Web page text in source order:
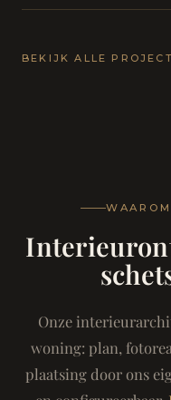
BEKIJK ALLE
Onze
woning: plan,
plaatsing door ons